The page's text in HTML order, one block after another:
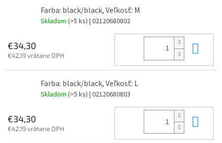
Farba: black/black, Veľkosť: M
Skladom (>5 ks) | 02120680802
€34,30
€42,19 vrátane DPH
Farba: black/black, Veľkosť: L
Skladom (>5 ks) | 02120680803
€34,30
€42,19 vrátane DPH